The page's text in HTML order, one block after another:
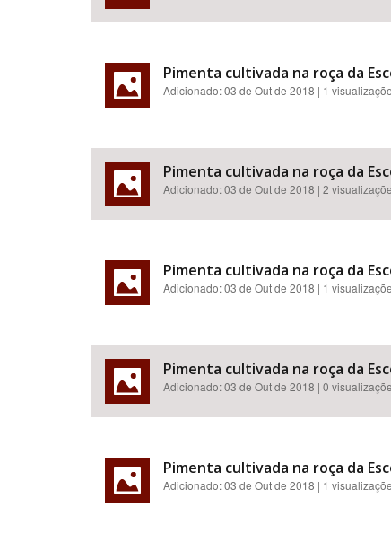
Pimenta cultivada na roça da
Adicionado:03 de Out de 2018 | 1
Pimenta cultivada na roça da
Adicionado:03 de Out de 2018 | 2
Pimenta cultivada na roça da
Adicionado:03 de Out de 2018 | 1
Pimenta cultivada na roça da
Adicionado:03 de Out de 2018 | 0
Pimenta cultivada na roça da
Adicionado:03 de Out de 2018 | 1